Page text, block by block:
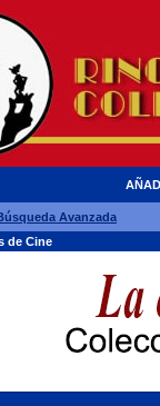
Avanzada
de Cine